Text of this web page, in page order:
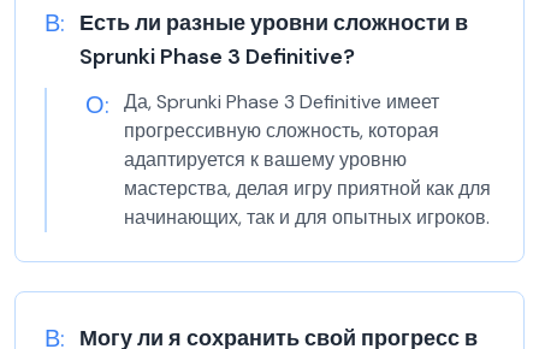
В: Есть ли разные уровни сложности в
Sprunki Phase 3 Definitive?
О:
Да, Sprunki Phase 3 Definitive имеет
прогрессивную сложность, которая
адаптируется к вашему уровню
мастерства, делая игру приятной как для
начинающих, так и для опытных игроков.
В: Могу ли я сохранить свой прогресс в